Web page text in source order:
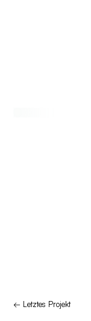
← Letztes Projekt